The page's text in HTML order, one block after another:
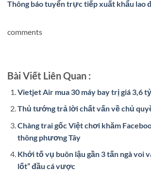
Thông báo tuyển trực tiếp xuất khẩu lao
comments
Bài Viết Liên Quan :
Vietjet Air mua 30 máy bay trị giá 3,6
Thủ tướng trả lời chất vấn về chủ
Chàng trai gốc Việt chơi khăm
thông phương Tây
Khởi tố vụ buôn lậu gần 3 tấn ngà voi
lốt” đầu cá vược